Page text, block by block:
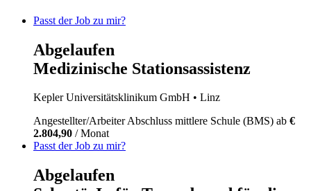
Passt der Job zu mir?
Abgelaufen
Medizinische Stationsassistenz
Kepler Universitätsklinikum GmbH • Linz
Angestellter/ArbeiterAbschluss mittlere Schule (BMS) ab €
2.804,90 / Monat
Passt der Job zu mir?
Abgelaufen